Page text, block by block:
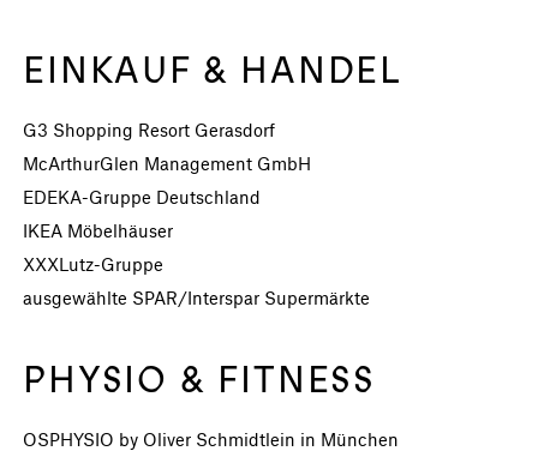
EINKAUF & HANDEL
G3 Shopping Resort Gerasdorf
McArthurGlen Management GmbH
EDEKA-Gruppe Deutschland
IKEA Möbelhäuser
XXXLutz-Gruppe
ausgewählte SPAR/Interspar Supermärkte
PHYSIO & FITNESS
OSPHYSIO by Oliver Schmidtlein in München